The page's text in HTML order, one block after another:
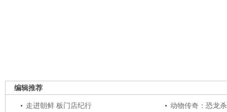
编辑推荐
走进朝鲜 板门店纪行
动物传奇：恐龙